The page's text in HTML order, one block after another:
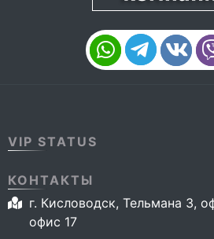
VIP STATUS
КОНТАКТЫ
г. Кисловодск, Тельмана 3,
офис 17